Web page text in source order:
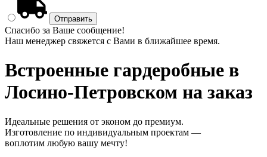
Спасибо за Ваше сообщение!
Наш менеджер свяжется с Вами в ближайшее время.
Встроенные гардеробные в
Лосино-Петровском на заказ
Идеальные решения от эконом до премиум.
Изготовление по индивидуальным проектам —
воплотим любую вашу мечту!